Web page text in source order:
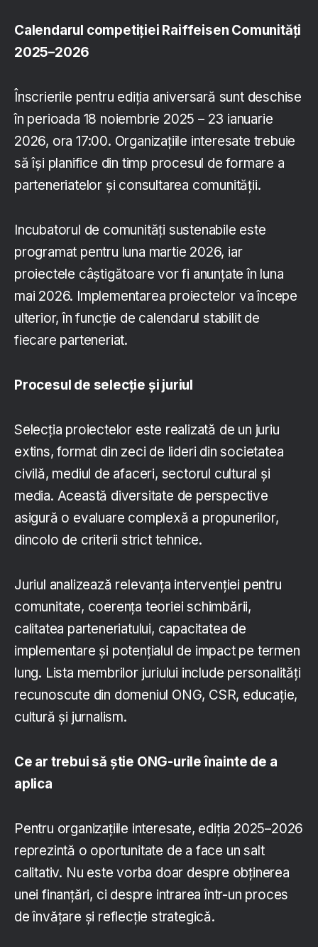
Calendarul competiției Raiffeisen Comunități
2025–2026
Înscrierile pentru ediția aniversară sunt deschise
în perioada 18 noiembrie 2025 – 23 ianuarie
2026, ora 17:00. Organizațiile interesate trebuie
să își planifice din timp procesul de formare a
parteneriatelor și consultarea comunității.
Incubatorul de comunități sustenabile este
programat pentru luna martie 2026, iar
proiectele câștigătoare vor fi anunțate în luna
mai 2026. Implementarea proiectelor va începe
ulterior, în funcție de calendarul stabilit de
fiecare parteneriat.
Procesul de selecție și juriul
Selecția proiectelor este realizată de un juriu
extins, format din zeci de lideri din societatea
civilă, mediul de afaceri, sectorul cultural și
media. Această diversitate de perspective
asigură o evaluare complexă a propunerilor,
dincolo de criterii strict tehnice.
Juriul analizează relevanța intervenției pentru
comunitate, coerența teoriei schimbării,
calitatea parteneriatului, capacitatea de
implementare și potențialul de impact pe termen
lung. Lista membrilor juriului include personalități
recunoscute din domeniul ONG, CSR, educație,
cultură și jurnalism.
Ce ar trebui să știe ONG-urile înainte de a
aplica
Pentru organizațiile interesate, ediția 2025–2026
reprezintă o oportunitate de a face un salt
calitativ. Nu este vorba doar despre obținerea
unei finanțări, ci despre intrarea într-un proces
de învățare și reflecție strategică.